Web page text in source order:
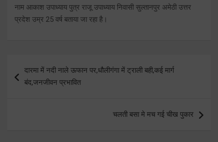
नाम आकाश उपाध्याय पुत्र राजू उपाध्याय निवासी सुल्तानपुर अमेठी उत्तर
प्रदेश उम्र 25 वर्ष बताया जा रहा है।
navigation
दारमा में नदी नाले ऊफान पर,धौलीगंगा में ट्राली बही,कई मार्ग
बंद,जनजीवन प्रभावित
चलती बसा मे मच गई चीख पुकार